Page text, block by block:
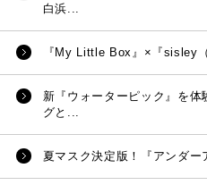
白浜...
『My Little Box』×『sisley
新『ウォーターピック』を
グと...
夏マスク決定版！『アンダー